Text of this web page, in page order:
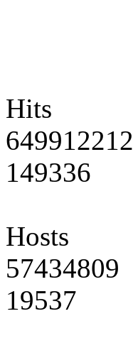
Hits
649912212
149336
Hosts
57434809
19537